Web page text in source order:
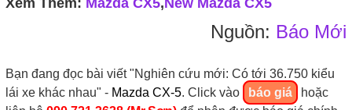
Xem Thêm: Mazda CX5,New Mazda CX5
Nguồn: Báo Mới
Bạn đang đọc bài viết "Nghiên cứu mới: Có tới 36.750 kiểu
lái xe khác nhau" - Mazda CX-5. Click vào báo giá
hoặc